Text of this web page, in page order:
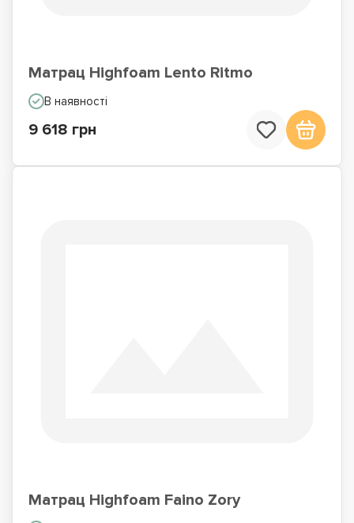
Матрац Highfoam Lento Ritmo
В наявності
9 618 грн
Матрац Highfoam Faino Zory